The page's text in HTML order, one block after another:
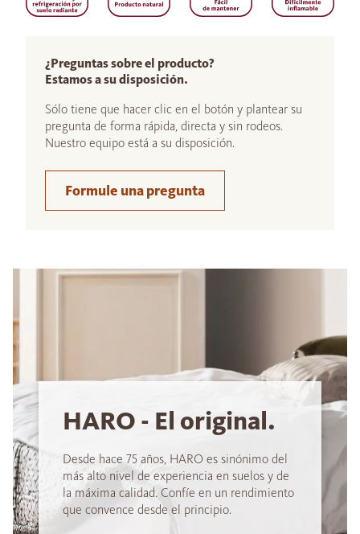
¿Preguntas sobre el producto?
Estamos a su disposición.
Sólo tiene que hacer clic en el botón y plantear su
pregunta de forma rápida, directa y sin rodeos.
Nuestro equipo está a su disposición.
Formule una pregunta
HARO - El original.
Desde hace 75 años, HARO es sinónimo del
más alto nivel de experiencia en suelos y de
la máxima calidad. Confíe en un rendimiento
que convence desde el principio.